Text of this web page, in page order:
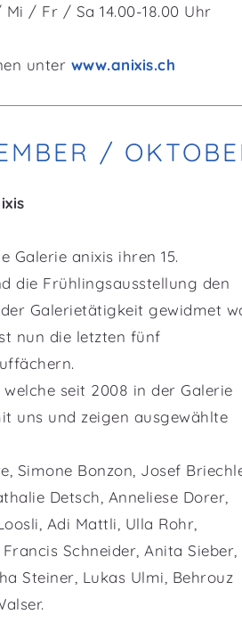
/ Fr / Sa 14.00-18.00 Uhr
unter www.anixis.ch
/
Galerie anixis ihren 15.
die Frühlingsausstellung den
Galerietätigkeit gewidmet
nun die letzten fünf
seit 2008 in der Galerie
uns und zeigen ausgewählte
Simone Bonzon, Josef
Detsch, Anneliese Dorer,
Adi Mattli, Ulla Rohr,
Schneider, Anita Sieber,
Steiner, Lukas Ulmi, Behrouz